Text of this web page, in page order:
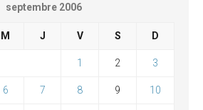
septembre 2006
M J V S D
1 2 3
6 7 8 9 10